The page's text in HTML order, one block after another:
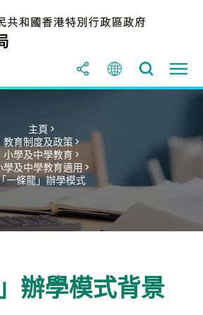
主頁 >
教育制度及政策 >
小學及中學教育 >
學及中學教育適用 >
一條龍」辦學模式
辦學模式背景